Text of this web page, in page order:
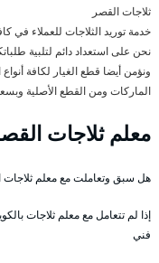
ثلاجات القصر
خدمة توريد الثلاجات للعملاء في
نحن على استعداد دائم لتلبية
ونؤمن أيضا قطع الغيار لكافة
الماركات ومن القطع الأصلية
معلم ثلاجات
هل سبق وتعاملت مع معلم ثلاجات
إذا لم تتعامل مع معلم ثلاجات
فني